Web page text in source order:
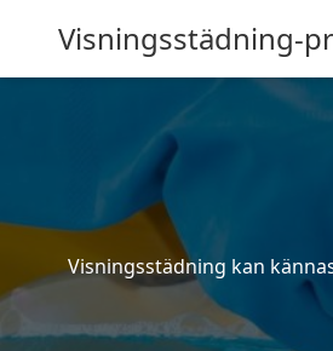
Visningsstädning-
Visningsstädning kan